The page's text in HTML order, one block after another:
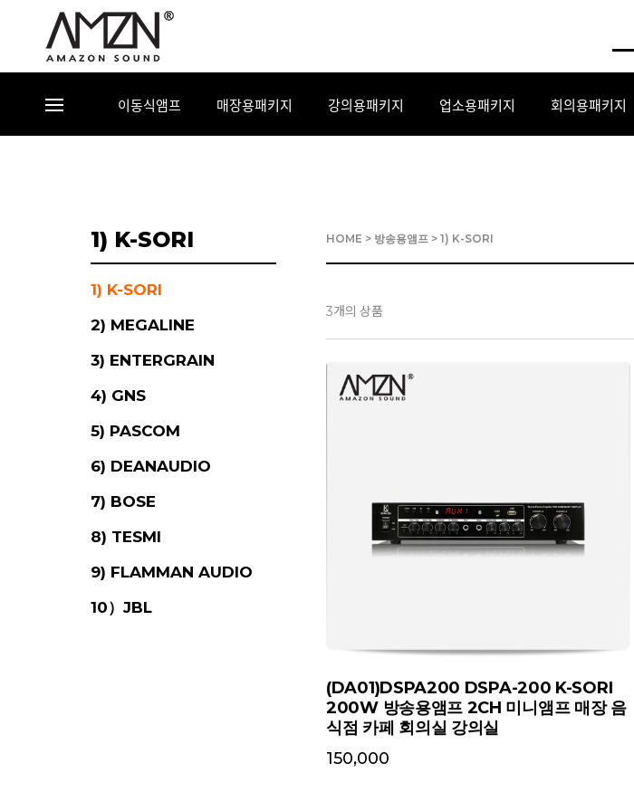
이동식앰프 매장용패키지 강의용패키지 업소용패키지 회의용패키지
1) K-SORI
1) K-SORI
2) MEGALINE
3) ENTERGRAIN
4) GNS
5) PASCOM
6) DEANAUDIO
7) BOSE
8) TESMI
9) FLAMMAN AUDIO
10）JBL
HOME > 방송용앰프 > 1) K-SORI
3개의 상품
(DA01)DSPA200 DSPA-200 K-SORI
200W 방송용앰프 2CH 미니앰프 매장 음
식점 카페 회의실 강의실
150,000